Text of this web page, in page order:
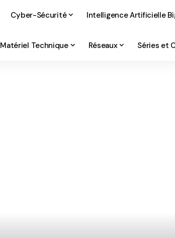
Cyber-Sécurité Intelligence Artificielle
Matériel Technique Réseaux Séries et